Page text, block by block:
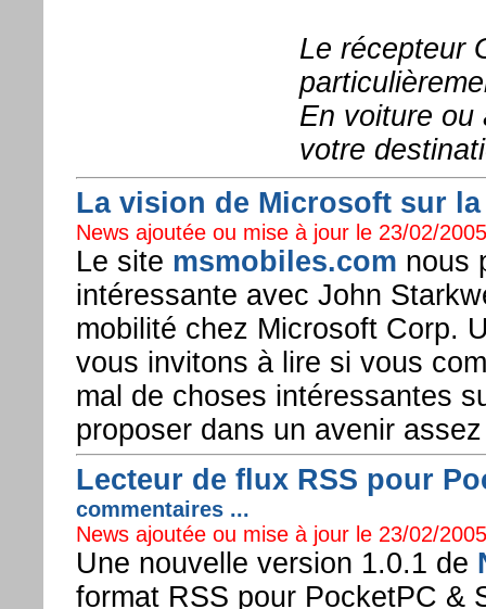
Le récepteur
En voiture ou
votre
La vision de Microsoft sur
News ajoutée ou mise à jour le 23/02/
Le site msmobiles.com nous
intéressante avec John
mobilité chez Microsoft Corp.
vous invitons à lire si vous
mal de choses intéressantes
proposer dans un avenir
Lecteur de flux RSS pour
commentaires ...
News ajoutée ou mise à jour le 23/02/
Une nouvelle version 1.0.1 de
format RSS pour PocketPC &